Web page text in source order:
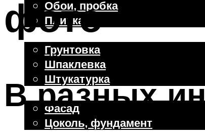
Обои, пробка
Плитка
Отделочные работы
Грунтовка
Шпаклевка
Штукатурка
Внешняя отделка
Фасад
Цоколь, фундамент
фото
В разных